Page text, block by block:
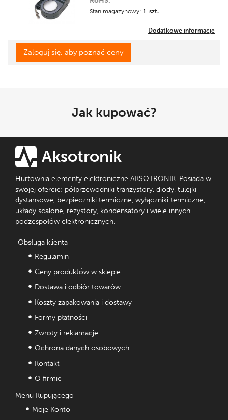
Stan magazynowy: 1 szt.
Dodatkowe informacje
Zaloguj się, aby poznać ceny
Jak kupować?
Aksotronik
Hurtownia elementy elektroniczne AKSOTRONIK. Posiada w
swojej ofercie: półprzewodniki tranzystory, diody, tulejki
dystansowe, bezpieczniki termiczne, wyłączniki termiczne,
układy scalone, rezystory, kondensatory i wiele innych
podzespołów elektronicznych.
Obsługa klienta
Regulamin
Ceny produktów w sklepie
Dostawa i odbiór towarów
Koszty zapakowania i dostawy
Formy płatności
Zwroty i reklamacje
Ochrona danych osobowych
Kontakt
O firmie
Menu Kupującego
Moje Konto